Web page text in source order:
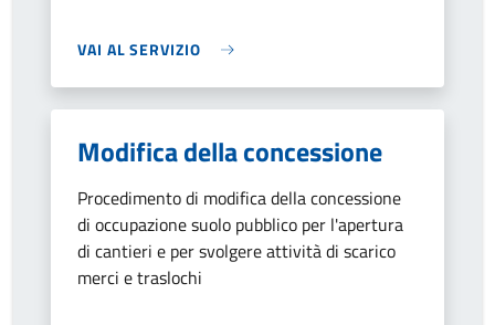
VAI AL SERVIZIO
Modifica della concessione
Procedimento di modifica della concessione
di occupazione suolo pubblico per l'apertura
di cantieri e per svolgere attività di scarico
merci e traslochi